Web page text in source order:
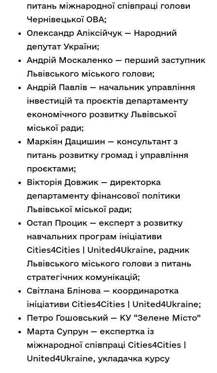
питань міжнародної співпраці голови
Чернівецької ОВА;
Олександр Аліксійчук — Народний
депутат України;
Андрій Москаленко — перший заступник
Львівського міського голови;
Андрій Павлів — начальник управління
інвестицій та проєктів департаменту
економічного розвитку Львівської
міської ради;
Маркіян Дацишин — консультант з
питань розвитку громад і управління
проєктами;
Вікторія Довжик — директорка
департаменту фінансової політики
Львівської міської ради;
Остап Процик — експерт з розвитку
навчальних програм ініціативи
Cities4Cities | United4Ukraine, радник
Львівського міського голови з питань
стратегічних комунікацій;
Світлана Блінова — координаротка
ініціативи Cities4Cities | United4Ukraine;
Петро Гошовський — КУ “Зелене Місто”
Марта Супрун — експертка із
міжнародної співпраці Cities4Cities |
United4Ukraine, укладачка курсу